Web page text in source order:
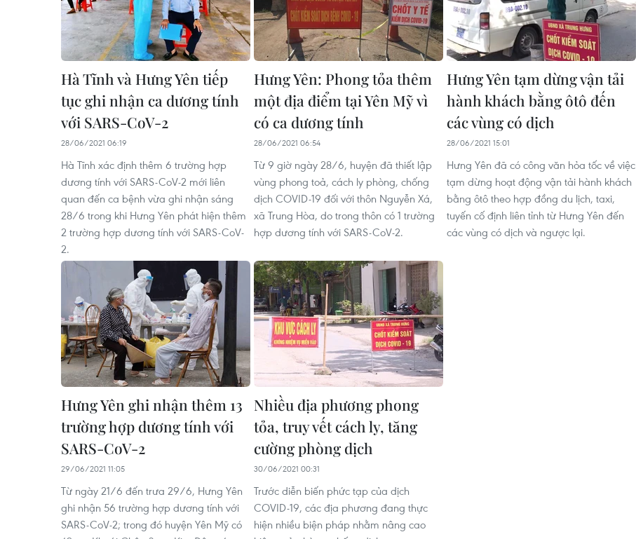
Hà Tĩnh và Hưng Yên tiếp
tục ghi nhận ca dương tính
với SARS-CoV-2
28/06/2021 06:19
Hà Tĩnh xác định thêm 6 trường hợp
dương tính với SARS-CoV-2 mới liên
quan đến ca bệnh vừa ghi nhận sáng
28/6 trong khi Hưng Yên phát hiện thêm
2 trường hợp dương tính với SARS-CoV-
2.
Hưng Yên: Phong tỏa thêm
một địa điểm tại Yên Mỹ vì
có ca dương tính
28/06/2021 06:54
Từ 9 giờ ngày 28/6, huyện đã thiết lập
vùng phong toả, cách ly phòng, chống
dịch COVID-19 đối với thôn Nguyễn Xá,
xã Trung Hòa, do trong thôn có 1 trường
hợp dương tính với SARS-CoV-2.
Hưng Yên tạm dừng vận tải
hành khách bằng ôtô đến
các vùng có dịch
28/06/2021 15:01
Hưng Yên đã có công văn hỏa tốc về việc
tạm dừng hoạt động vận tải hành khách
bằng ôtô theo hợp đồng du lịch, taxi,
tuyến cố định liên tỉnh từ Hưng Yên đến
các vùng có dịch và ngược lại.
Hưng Yên ghi nhận thêm 13
trường hợp dương tính với
SARS-CoV-2
29/06/2021 11:05
Từ ngày 21/6 đến trưa 29/6, Hưng Yên
ghi nhận 56 trường hợp dương tính với
SARS-CoV-2; trong đó huyện Yên Mỹ có
Nhiều địa phương phong
tỏa, truy vết cách ly, tăng
cường phòng dịch
30/06/2021 00:31
Trước diễn biến phức tạp của dịch
COVID-19, các địa phương đang thực
hiện nhiều biện pháp nhằm nâng cao